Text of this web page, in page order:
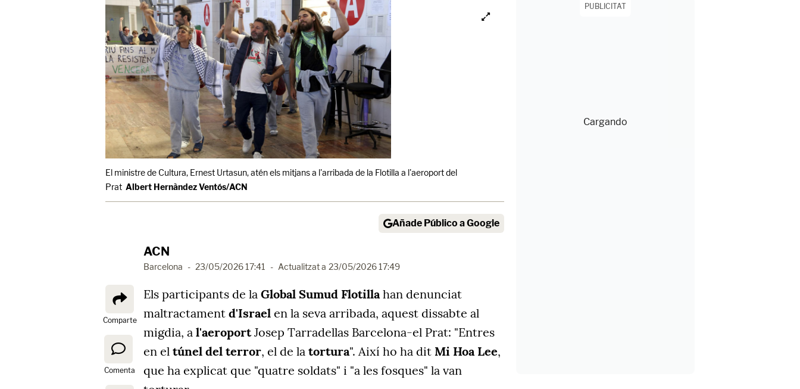
El ministre de Cultura, Ernest Urtasun, atén els mitjans a l'arribada de la Flotilla a l'aeroport del
Prat Albert Hernàndez Ventós/ACN
Añade Público a Google
ACN
Barcelona - 23/05/2026 17:41 - Actualitzat a 23/05/2026 17:49
Comparte
Comenta
Els participants de la Global Sumud Flotillahan denunciat
maltractament d'Israel en la seva arribada, aquest dissabte al
migdia, a l'aeroportJosep Tarradellas Barcelona-el Prat: "Entres
en el túnel del terror, el de la tortura". Així ho ha dit Mi Hoa Lee,
que ha explicat que "quatre soldats" i "a les fosques" la van
PUBLICITAT